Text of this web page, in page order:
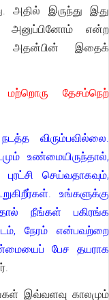
அதில் இருந்து இது
அனுப்பினோம் என்ற
அதன்பின் இதைக்
தேசம்நெற்
விரும்பவில்லை.
உண்மையிருந்தால்,
செய்வதாகவும்,
உங்களுக்கு
நீங்கள் பகிரங்க
நேரம் என்பவற்றை
பேச தயராக
இவ்வளவு காலமும்